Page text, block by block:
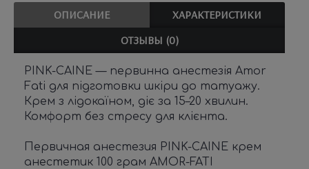
ОПИСАНИЕ
ХАРАКТЕРИСТИКИ
ОТЗЫВЫ (0)
PINK-CAINE — первинна анестезія Amor
Fati для підготовки шкіри до татуажу.
Крем з лідокаїном, діє за 15–20 хвилин.
Комфорт без стресу для клієнта.
Первичная анестезия PINK-CAINE крем
анестетик 100 грам AMOR-FATI